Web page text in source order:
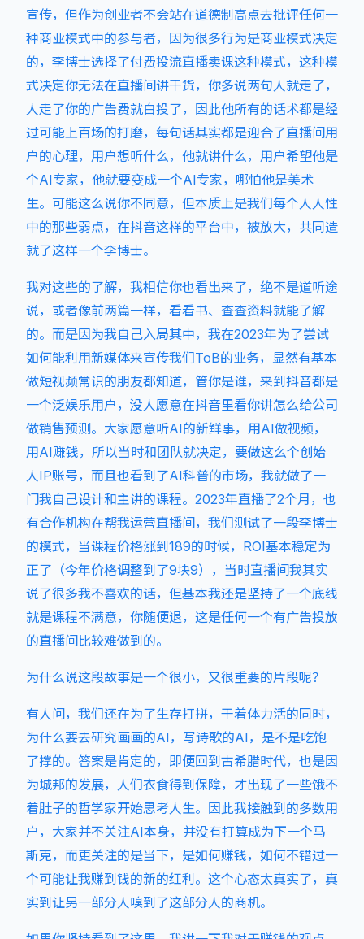
宣传，但作为创业者不会站在道德制高点去批评任何一
种商业模式中的参与者，因为很多行为是商业模式决定
的，李博士选择了付费投流直播卖课这种模式，这种模
式决定你无法在直播间讲干货，你多说两句人就走了，
人走了你的广告费就白投了，因此他所有的话术都是经
过可能上百场的打磨，每句话其实都是迎合了直播间用
户的心理，用户想听什么，他就讲什么，用户希望他是
个AI专家，他就要变成一个AI专家，哪怕他是美术
生。可能这么说你不同意，但本质上是我们每个人人性
中的那些弱点，在抖音这样的平台中，被放大，共同造
就了这样一个李博士。
我对这些的了解，我相信你也看出来了，绝不是道听途
说，或者像前两篇一样，看看书、查查资料就能了解
的。而是因为我自己入局其中，我在2023年为了尝试
如何能利用新媒体来宣传我们ToB的业务，显然有基本
做短视频常识的朋友都知道，管你是谁，来到抖音都是
一个泛娱乐用户，没人愿意在抖音里看你讲怎么给公司
做销售预测。大家愿意听AI的新鲜事，用AI做视频，
用AI赚钱，所以当时和团队就决定，要做这么个创始
人IP账号，而且也看到了AI科普的市场，我就做了一
门我自己设计和主讲的课程。2023年直播了2个月，也
有合作机构在帮我运营直播间，我们测试了一段李博士
的模式，当课程价格涨到189的时候，ROI基本稳定为
正了（今年价格调整到了9块9），当时直播间我其实
说了很多我不喜欢的话，但基本我还是坚持了一个底线
就是课程不满意，你随便退，这是任何一个有广告投放
的直播间比较难做到的。
为什么说这段故事是一个很小，又很重要的片段呢？
有人问，我们还在为了生存打拼，干着体力活的同时，
为什么要去研究画画的AI，写诗歌的AI，是不是吃饱
了撑的。答案是肯定的，即便回到古希腊时代，也是因
为城邦的发展，人们衣食得到保障，才出现了一些饿不
着肚子的哲学家开始思考人生。因此我接触到的多数用
户，大家并不关注AI本身，并没有打算成为下一个马
斯克，而更关注的是当下，是如何赚钱，如何不错过一
个可能让我赚到钱的新的红利。这个心态太真实了，真
实到让另一部分人嗅到了这部分人的商机。